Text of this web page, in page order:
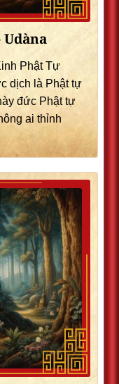
Phật Tự
dịch là Phật tự
đức Phật tự
ai thỉnh